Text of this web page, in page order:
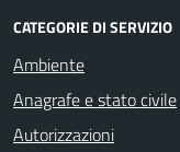
CATEGORIE DI SERVIZIO
Ambiente
Anagrafe e stato civile
Autorizzazioni